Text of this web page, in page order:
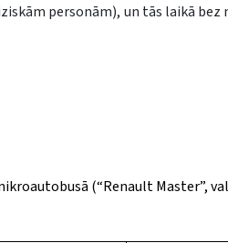
personām), un tās laikā bez
(“Renault Master”,